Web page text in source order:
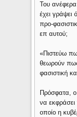
Του
έχει γράψει
προ-
επ αυτού;
«Πιστεύω
θεωρούν
φασιστική
Πρόσφατα, ο
να εκφράσει
οποίο η